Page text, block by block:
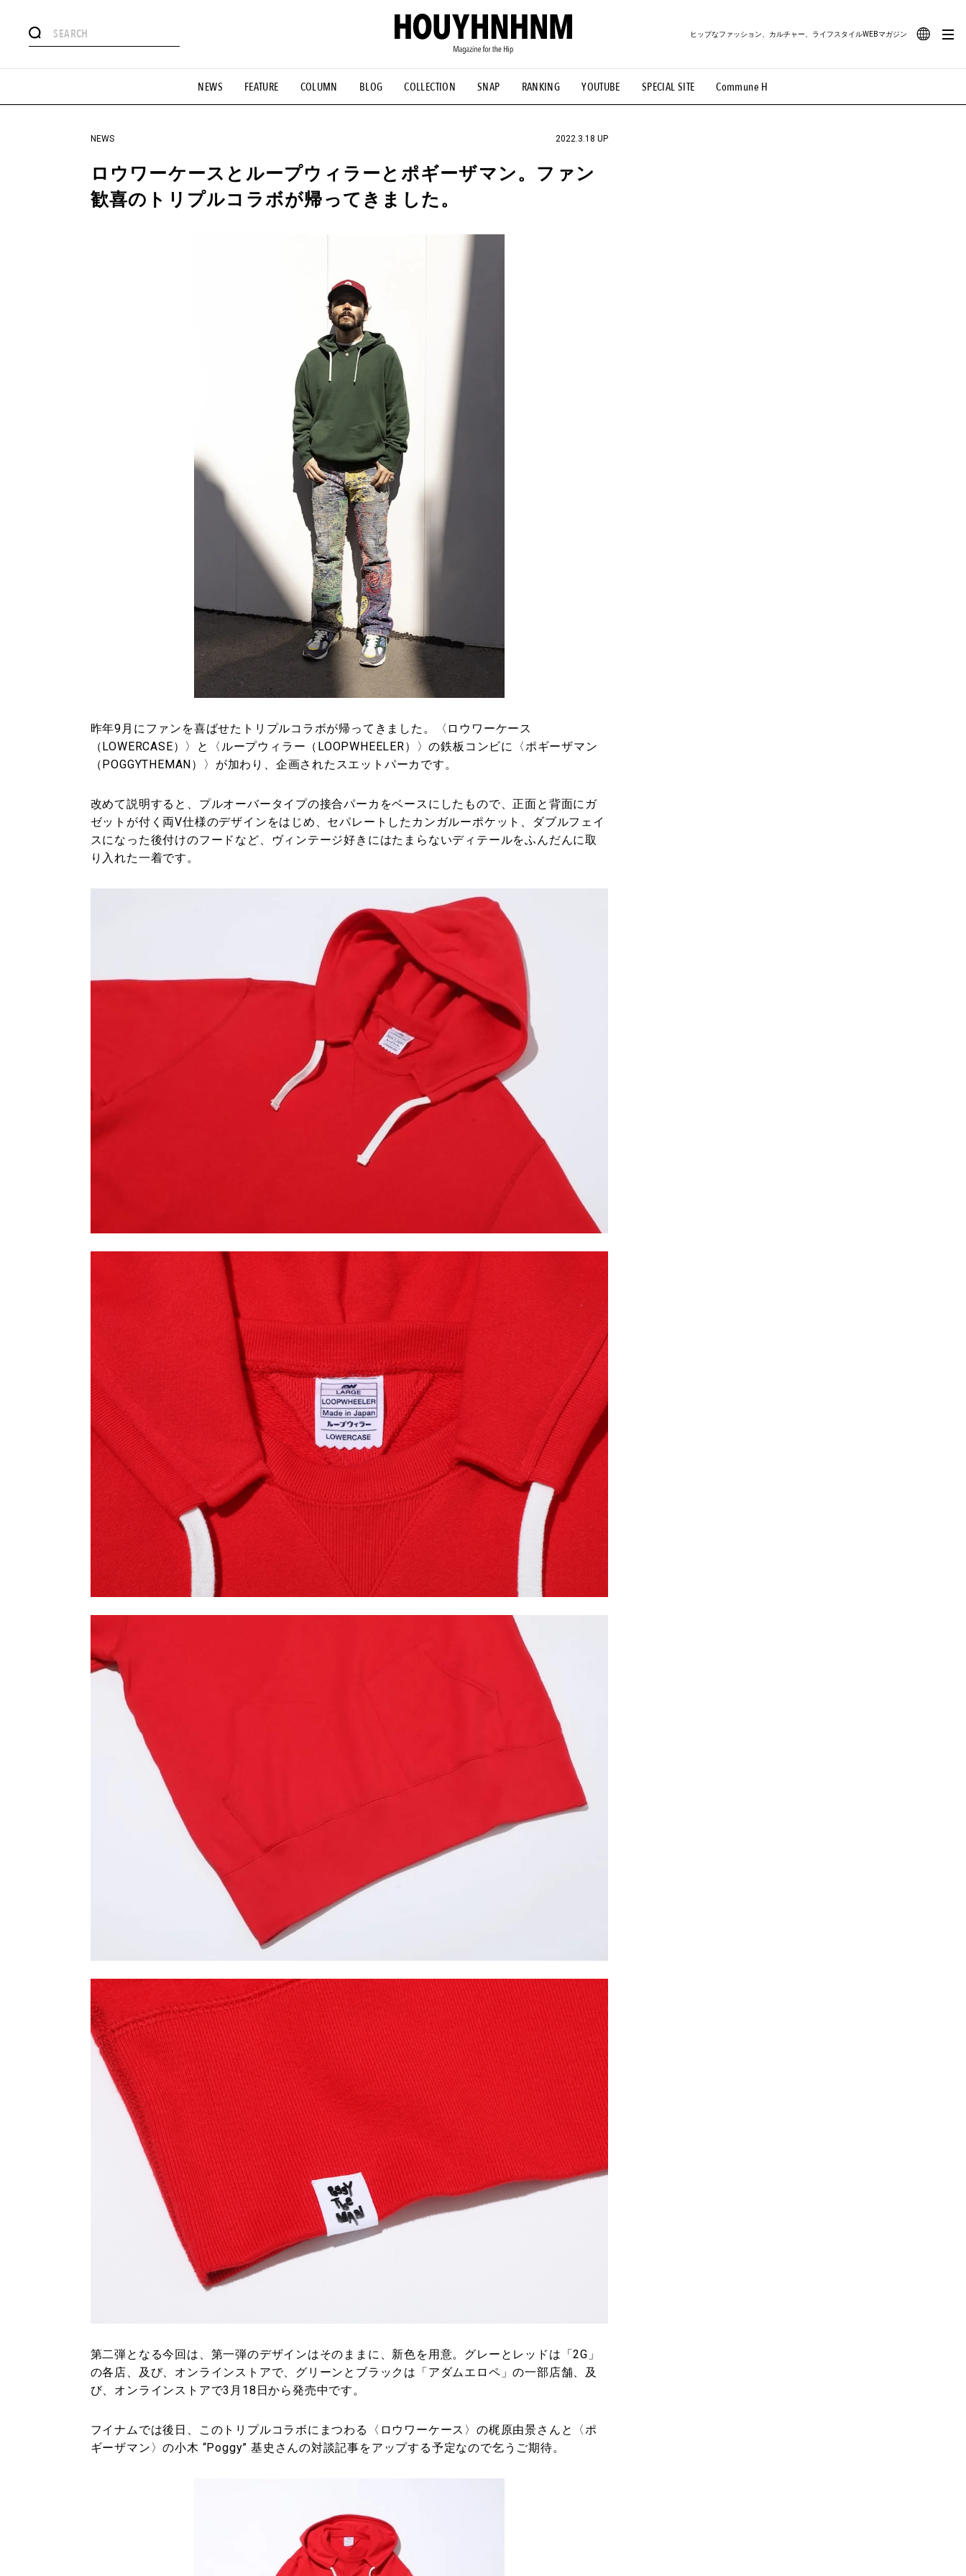
NEWS FEATURE COLUMN BLOG COLLECTION SNAP RANKING YOUTUBE SPECIAL SITE Commune H
ヒップなファッション、カルチャー、ライフスタイルWEBマガジン
#憧れの逸品 #ESSENTIAL DESIGNS #古着サミット #NEW VINTAGE #マイナーグッド図鑑 #路地裏てぃーん。 #MONTHLY JOURNAL
#GH 銘品の所以 #フイナムのYouTube #Commune H #FOCUS IT #AH.H #ととけん #FASHION #MUSIC #MOVIE #LIFESTYLE #SNEAKER #OUTDOOR
#HANDSOME HANDBOOK
NEWS 2022.3.18 UP
ロウワーケースとループウィラーとポギーザマン。ファン
歓喜のトリプルコラボが帰ってきました。
昨年9月にファンを喜ばせたトリプルコラボが帰ってきました。〈ロウワーケース
（LOWERCASE）〉と〈ループウィラー（LOOPWHEELER）〉の鉄板コンビに〈ポギーザマン
（POGGYTHEMAN）〉が加わり、企画されたスエットパーカです。
改めて説明すると、プルオーバータイプの接合パーカをベースにしたもので、正面と背面にガ
ゼットが付く両V仕様のデザインをはじめ、セパレートしたカンガルーポケット、ダブルフェイ
スになった後付けのフードなど、ヴィンテージ好きにはたまらないディテールをふんだんに取
り入れた一着です。
第二弾となる今回は、第一弾のデザインはそのままに、新色を用意。グレーとレッドは「2G」
の各店、及び、オンラインストアで、グリーンとブラックは「アダムエロペ」の一部店舗、及
び、オンラインストアで3月18日から発売中です。
フイナムでは後日、このトリプルコラボにまつわる〈ロウワーケース〉の梶原由景さんと〈ポ
ギーザマン〉の小木 “Poggy” 基史さんの対談記事をアップする予定なので乞うご期待。